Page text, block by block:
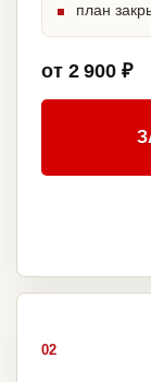
план
от 2 900 ₽
02